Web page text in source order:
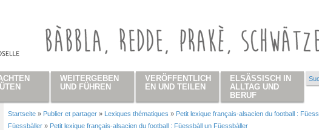
Sie sind hier
Startseite » Publier et partager » Lexiques thématiques » Petit lexique français-alsacien du football :
Füessbàller » Petit lexique français-alsacien du football : Füessbàll un Füessbàller
WEITERGEBEN
UND FÜHREN
VERÖFFENTLICH
EN UND TEILEN
ELSÄSSISCH IN
ALLTAG UND
BERUF